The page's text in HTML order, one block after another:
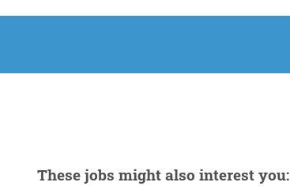
These jobs might also interest you: